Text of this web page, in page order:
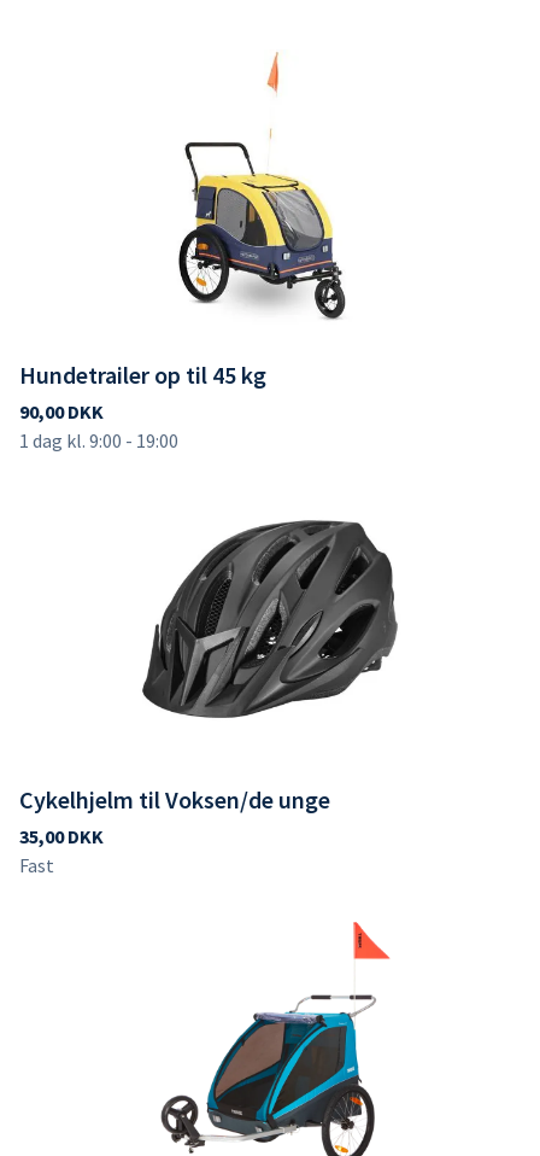
Hundetrailer op til 45 kg
Cykelhjelm til Voksen/de unge